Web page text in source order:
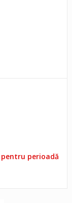
pentru perioadă